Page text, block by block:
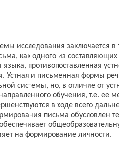
исследования заключается
как одного из
языка, противопоставленная
Устная и письменная формы
системы, но, в отличие от
обучения, т.е. ее
в ходе всего
письма обусловлен
на формирование личности.